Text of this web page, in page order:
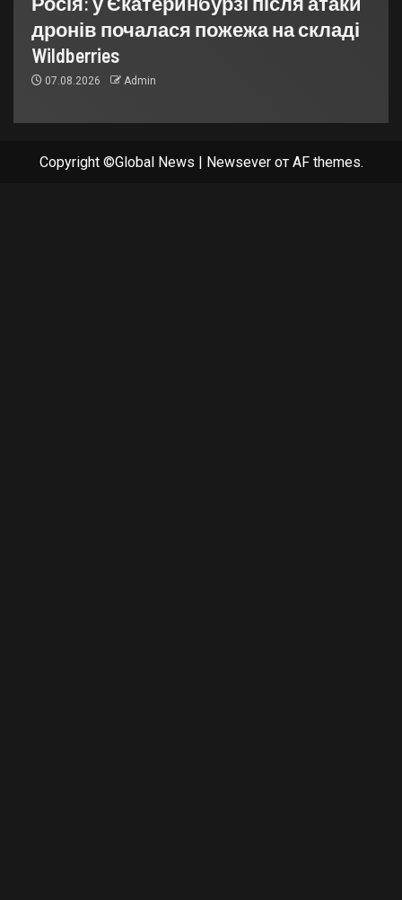
дронів почалася пожежа на складі
Wildberries
07.08.2026 Admin
Copyright ©Global News | Newseverот AF themes.